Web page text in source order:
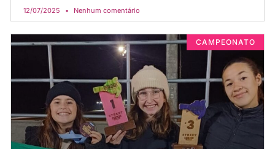
12/07/2025 Nenhum comentário
CAMPEONATO